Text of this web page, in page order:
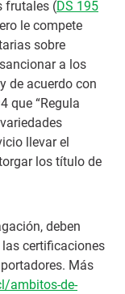
frutales (DS 195
le compete
sobre
a los
de acuerdo con
que “Regula
llevar el
los título de
deben
certificaciones
Más
ambitos-de-